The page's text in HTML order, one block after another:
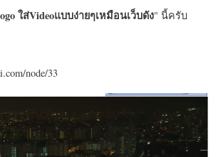
ใส่Videoแบบง่ายๆเหมือนเว็บดัง" นี้ครับ
node/33